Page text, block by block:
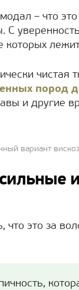
– что
которых
чистая
пород
и другие
вариант
что это за